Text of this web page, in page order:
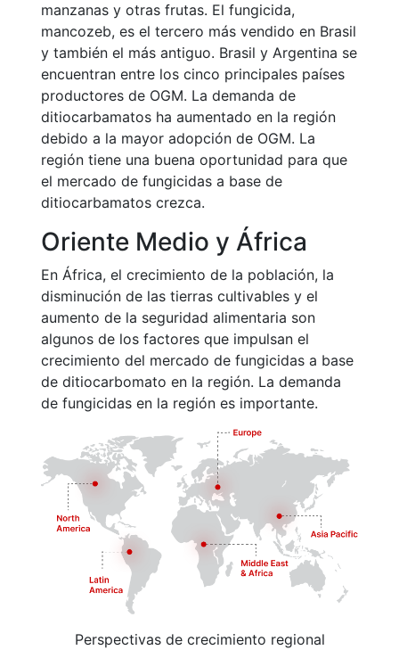
manzanas y otras frutas. El fungicida,
mancozeb, es el tercero más vendido en Brasil
y también el más antiguo. Brasil y Argentina se
encuentran entre los cinco principales países
productores de OGM. La demanda de
ditiocarbamatos ha aumentado en la región
debido a la mayor adopción de OGM. La
región tiene una buena oportunidad para que
el mercado de fungicidas a base de
ditiocarbamatos crezca.
Oriente Medio y África
En África, el crecimiento de la población, la
disminución de las tierras cultivables y el
aumento de la seguridad alimentaria son
algunos de los factores que impulsan el
crecimiento del mercado de fungicidas a base
de ditiocarbomato en la región. La demanda
de fungicidas en la región es importante.
Perspectivas de crecimiento regional